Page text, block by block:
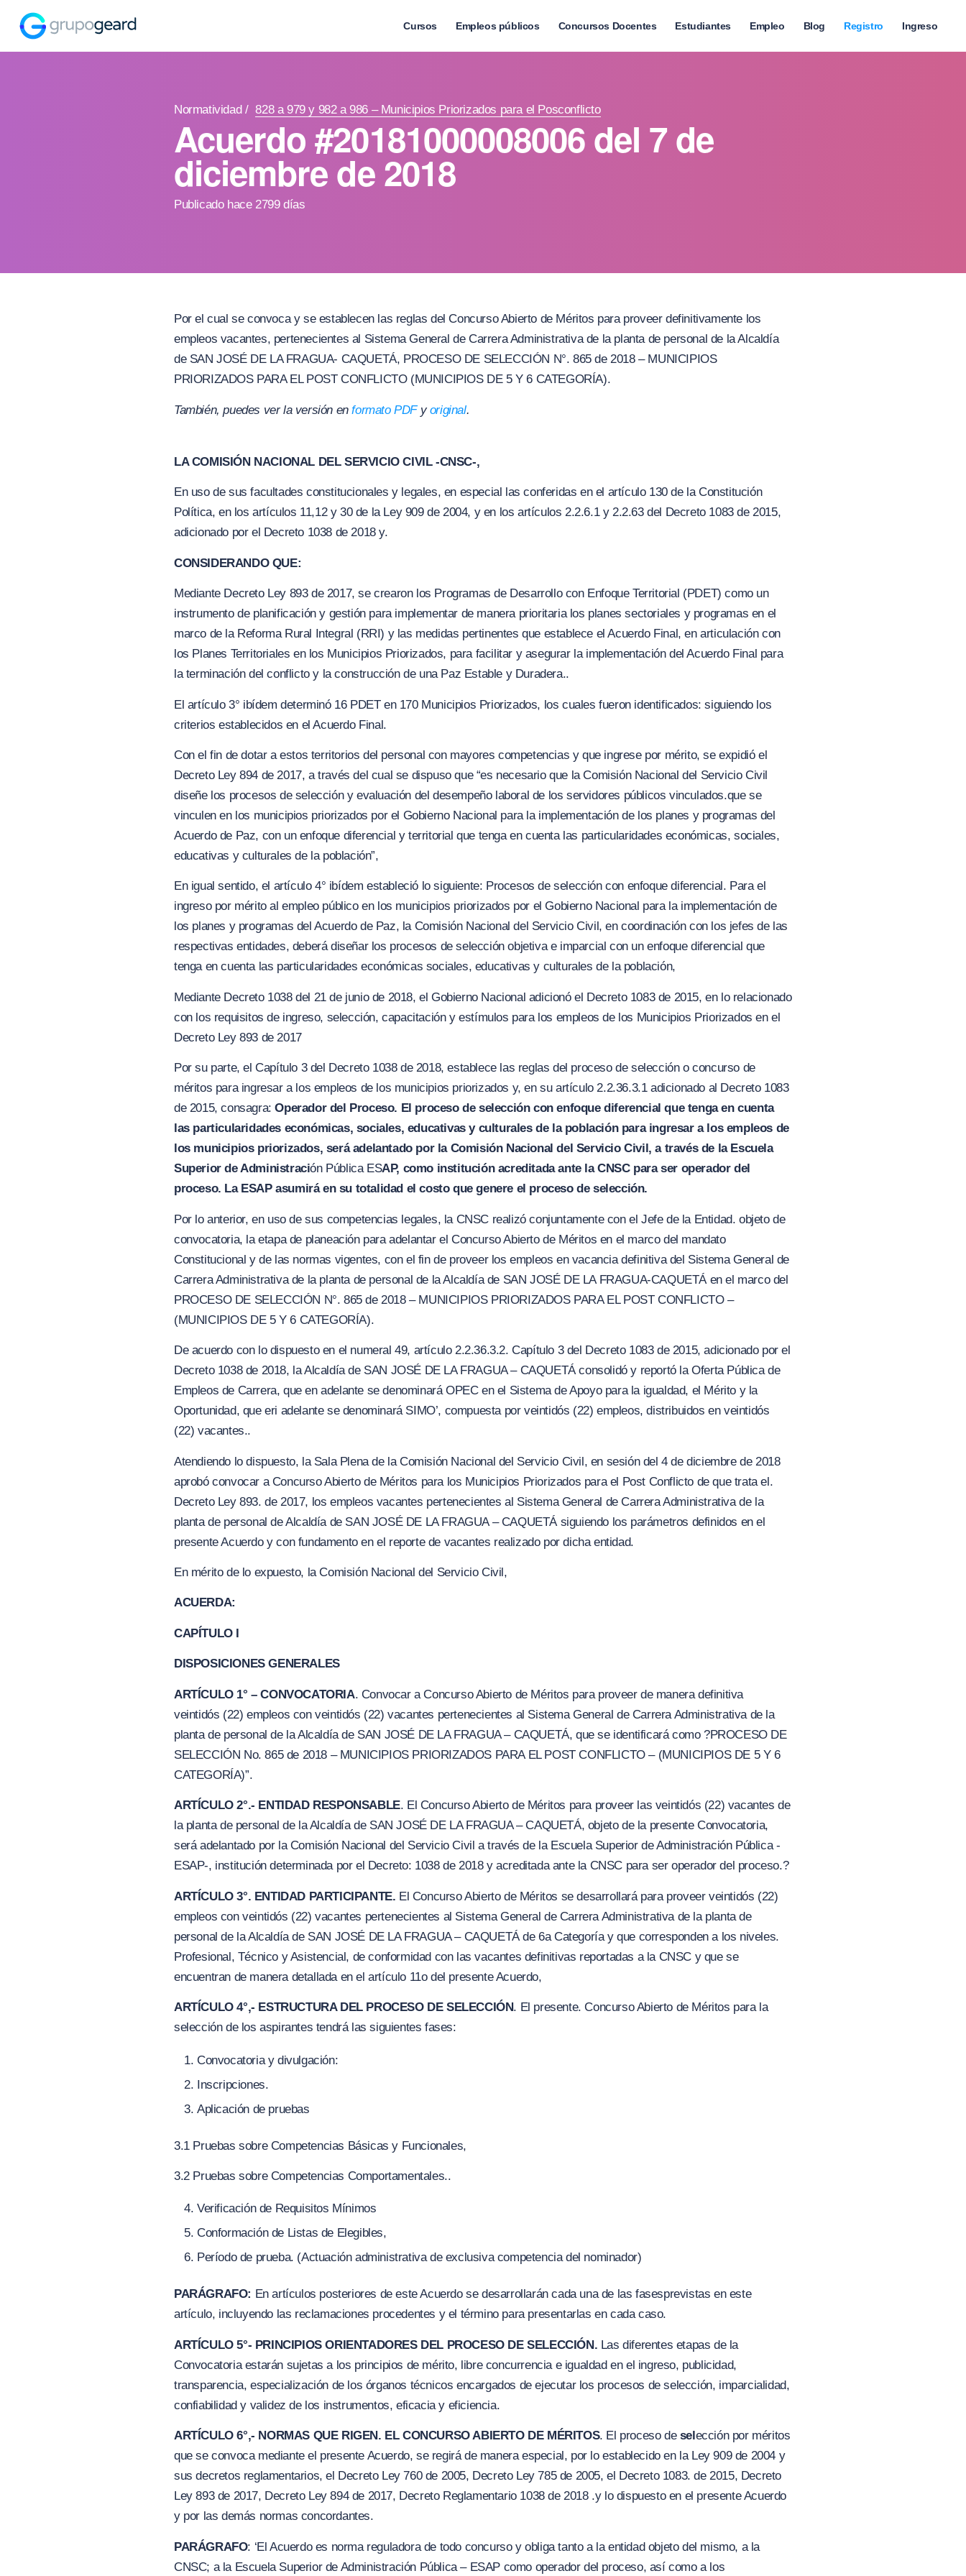
Cursos Empleos públicos Concursos Docentes Estudiantes Empleo Blog Registro Ingreso
Normatividad / 828 a 979 y 982 a 986 – Municipios Priorizados para el Posconflicto
Acuerdo #20181000008006 del 7 de
diciembre de 2018
Publicado hace 2799 días
Por el cual se convoca y se establecen las reglas del Concurso Abierto de Méritos para proveer definitivamente los
empleos vacantes, pertenecientes al Sistema General de Carrera Administrativa de la planta de personal de la Alcaldía
de SAN JOSÉ DE LA FRAGUA- CAQUETÁ, PROCESO DE SELECCIÓN N°. 865 de 2018 – MUNICIPIOS
PRIORIZADOS PARA EL POST CONFLICTO (MUNICIPIOS DE 5 Y 6 CATEGORÍA).
También, puedes ver la versión enformato PDFyoriginal.
LA COMISIÓN NACIONAL DEL SERVICIO CIVIL -CNSC-,
En uso de sus facultades constitucionales y legales, en especial las conferidas en el artículo 130 de la Constitución
Política, en los artículos 11,12 y 30 de la Ley 909 de 2004, y en los artículos 2.2.6.1 y 2.2.63 del Decreto 1083 de 2015,
adicionado por el Decreto 1038 de 2018 y.
CONSIDERANDO QUE:
Mediante Decreto Ley 893 de 2017, se crearon los Programas de Desarrollo con Enfoque Territorial (PDET) como un
instrumento de planificación y gestión para implementar de manera prioritaria los planes sectoriales y programas en el
marco de la Reforma Rural Integral (RRI) y las medidas pertinentes que establece el Acuerdo Final, en articulación con
los Planes Territoriales en los Municipios Priorizados, para facilitar y asegurar la implementación del Acuerdo Final para
la terminación del conflicto y la construcción de una Paz Estable y Duradera..
El artículo 3° ibídem determinó 16 PDET en 170 Municipios Priorizados, los cuales fueron identificados: siguiendo los
criterios establecidos en el Acuerdo Final.
Con el fin de dotar a estos territorios del personal con mayores competencias y que ingrese por mérito, se expidió el
Decreto Ley 894 de 2017, a través del cual se dispuso que “es necesario que la Comisión Nacional del Servicio Civil
diseñe los procesos de selección y evaluación del desempeño laboral de los servidores públicos vinculados.que se
vinculen en los municipios priorizados por el Gobierno Nacional para la implementación de los planes y programas del
Acuerdo de Paz, con un enfoque diferencial y territorial que tenga en cuenta las particularidades económicas, sociales,
educativas y culturales de la población”,
En igual sentido, el artículo 4° ibídemestableció lo siguiente: Procesos de selección con enfoque diferencial. Para el
ingreso por mérito al empleo público en los municipios priorizados por el Gobierno Nacional para la implementación de
los planes y programas del Acuerdo de Paz, la Comisión Nacional del Servicio Civil, en coordinación con los jefes de las
respectivas entidades, deberá diseñar los procesos de selección objetiva e imparcial con un enfoque diferencial que
tenga en cuenta las particularidades económicas sociales, educativas y culturales de la población,
Mediante Decreto 1038 del 21 de junio de 2018, el Gobierno Nacional adicionó el Decreto 1083 de 2015, en lo relacionado
con los requisitos de ingreso, selección, capacitación y estímulos para los empleos de los Municipios Priorizados en el
Decreto Ley 893 de 2017
Por su parte, el Capítulo 3 del Decreto 1038 de 2018, establece las reglas del proceso de selección o concurso de
méritos para ingresar a los empleos de los municipios priorizados y,en su artículo 2.2.36.3.1 adicionado al Decreto 1083
de 2015, consagra:Operador del Proceso. El proceso de selección con enfoque diferencial que tenga en cuenta
las particularidades económicas, sociales, educativas y culturales de la población para ingresar a los empleos de
los municipios priorizados, será adelantado por la Comisión Nacional del Servicio Civil, a través de la Escuela
Superior de Administración Pública ESAP, como institución acreditada ante la CNSC para ser operador del
proceso. La ESAP asumirá en su totalidad el costo que genere el proceso de selección.
Por lo anterior, en uso de sus competencias legales, la CNSC realizó conjuntamente con el Jefe de la Entidad. objeto de
convocatoria, la etapa de planeación para adelantar el Concurso Abierto de Méritos en el marco del mandato
Constitucional y de las normas vigentes, con el fin de proveer los empleos en vacancia definitiva del Sistema General de
Carrera Administrativa de la planta de personal de la Alcaldía de SAN JOSÉ DE LA FRAGUA-CAQUETÁ en el marco del
PROCESO DE SELECCIÓN N°. 865 de 2018 – MUNICIPIOS PRIORIZADOS PARA EL POST CONFLICTO –
(MUNICIPIOS DE 5 Y 6 CATEGORÍA).
De acuerdo con lo dispuesto en el numeral 49, artículo 2.2.36.3.2. Capítulo 3 del Decreto 1083 de 2015, adicionado por el
Decreto 1038 de 2018, la Alcaldía de SAN JOSÉ DE LA FRAGUA – CAQUETÁ consolidó y reportó la Oferta Pública de
Empleos de Carrera, que en adelante se denominará OPEC en el Sistema de Apoyo para la igualdad, el Mérito y la
Oportunidad, que eri adelante se denominará SIMO’, compuesta por veintidós (22) empleos, distribuidos en veintidós
(22) vacantes..
Atendiendo lo dispuesto, la Sala Plena de la Comisión Nacional del Servicio Civil, en sesión del 4 de diciembre de 2018
aprobó convocar a Concurso Abierto de Méritos para los Municipios Priorizados para el Post Conflicto de que trata el.
Decreto Ley 893. de 2017, los empleos vacantes pertenecientes al Sistema General de Carrera Administrativa de la
planta de personal de Alcaldía de SAN JOSÉ DE LA FRAGUA – CAQUETÁ siguiendo los parámetros definidos en el
presente Acuerdo y con fundamento en el reporte de vacantes realizado por dicha entidad.
En mérito de lo expuesto, la Comisión Nacional del Servicio Civil,
ACUERDA:
CAPÍTULO I
DISPOSICIONES GENERALES
ARTÍCULO 1° – CONVOCATORIA. Convocar a Concurso Abierto de Méritos para proveer de manera definitiva
veintidós (22) empleos con veintidós (22) vacantes pertenecientes al Sistema General de Carrera Administrativa de la
planta de personal de la Alcaldía de SAN JOSÉ DE LA FRAGUA – CAQUETÁ, que se identificará como ?PROCESO DE
SELECCIÓN No. 865 de 2018 – MUNICIPIOS PRIORIZADOS PARA EL POST CONFLICTO – (MUNICIPIOS DE 5Y6
CATEGORÍA)”.
ARTÍCULO 2°.- ENTIDAD RESPONSABLE. El Concurso Abierto de Méritos para proveer las veintidós (22) vacantes de
la planta de personal de la Alcaldía de SAN JOSÉ DE LA FRAGUA – CAQUETÁ, objeto de la presente Convocatoria,
será adelantado por la Comisión Nacional del Servicio Civil a través de la Escuela Superior de Administración Pública -
ESAP-, institución determinada por el Decreto: 1038 de 2018 y acreditada ante la CNSC para ser operador del proceso.?
ARTÍCULO 3°. ENTIDAD PARTICIPANTE. El Concurso Abierto de Méritos se desarrollará para proveer veintidós (22)
empleos con veintidós (22) vacantes pertenecientes al Sistema General de Carrera Administrativa de la planta de
personal de la Alcaldía de SAN JOSÉ DE LA FRAGUA – CAQUETÁ de 6a Categoría y que corresponden a los niveles.
Profesional, Técnico y Asistencial, de conformidad con las vacantes definitivas reportadas a la CNSC y que se
encuentran de manera detallada en el artículo 11o del presente Acuerdo,
ARTÍCULO 4°,- ESTRUCTURA DEL PROCESO DE SELECCIÓN. El presente. Concurso Abierto de Méritos para la
selección de los aspirantes tendrá las siguientes fases:
Convocatoria y divulgación:
Inscripciones.
Aplicación de pruebas
3.1 Pruebas sobre Competencias Básicas y Funcionales,
3.2 Pruebas sobre Competencias Comportamentales..
Verificación de Requisitos Mínimos
Conformación de Listas de Elegibles,
Período de prueba. (Actuación administrativa de exclusiva competencia del nominador)
PARÁGRAFO: En artículos posteriores de este Acuerdo se desarrollarán cada una de las fasesprevistas en este
artículo, incluyendo las reclamaciones procedentes y el término para presentarlas en cada caso.
ARTÍCULO 5°- PRINCIPIOS ORIENTADORES DEL PROCESO DE SELECCIÓN. Las diferentes etapas de la
Convocatoria estarán sujetas a los principios de mérito, libre concurrencia e igualdad en el ingreso, publicidad,
transparencia, especialización de los órganos técnicos encargados de ejecutar los procesos de selección, imparcialidad,
confiabilidad y validez de los instrumentos, eficacia y eficiencia.
ARTÍCULO 6°,- NORMAS QUE RIGEN. EL CONCURSO ABIERTO DE MÉRITOS. El proceso de sel ección por méritos
que se convoca mediante el presente Acuerdo, se regirá de manera especial, por lo establecido en la Ley 909 de 2004 y
sus decretos reglamentarios, el Decreto Ley 760 de 2005, Decreto Ley 785 de 2005, el Decreto 1083. de 2015, Decreto
Ley 893 de 2017, Decreto Ley 894 de 2017, Decreto Reglamentario 1038 de 2018 .y lo dispuesto en el presente Acuerdo
y por las demás normas concordantes.
PARÁGRAFO: ‘El Acuerdo es norma reguladora de todo concurso y obliga tanto a la entidad objeto del mismo, a la
CNSC; a la Escuela Superior de Administración Pública – ESAP como operador del proceso, así como a los